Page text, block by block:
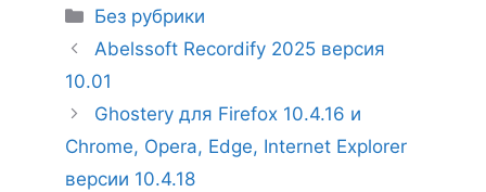
Рубрики
Без рубрики
Abelssoft Recordify 2025 версия
10.01
Ghostery для Firefox 10.4.16 и
Chrome, Opera, Edge, Internet Explorer
версии 10.4.18